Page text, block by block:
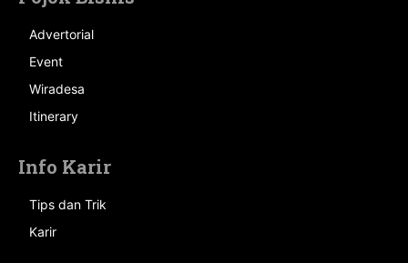
Advertorial
Event
Wiradesa
Itinerary
Info Karir
Tips dan Trik
Karir